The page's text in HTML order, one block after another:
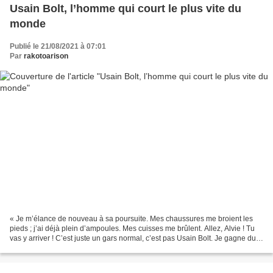
Usain Bolt, l’homme qui court le plus vite du
monde
Publié le 21/08/2021 à 07:01
Par rakotoarison
« Je m’élance de nouveau à sa poursuite. Mes chaussures me broient les
pieds ; j’ai déjà plein d’ampoules. Mes cuisses me brûlent. Allez, Alvie ! Tu
vas y arriver ! C’est juste un gars normal, c’est pas Usain Bolt. Je gagne du